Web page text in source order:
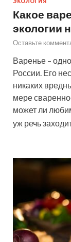
Какое
экологии
Оставьте
Варенье –
России. Его
никаких
мере
может ли
уж речь